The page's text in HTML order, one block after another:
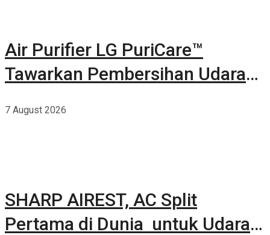
Air Purifier LG PuriCare™
Tawarkan Pembersihan Udara
7 August 2026
SHARP AIREST, AC Split
Pertama di Dunia untuk Udara